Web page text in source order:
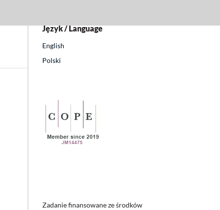
Język / Language
English
Polski
Zadanie finansowane ze środków